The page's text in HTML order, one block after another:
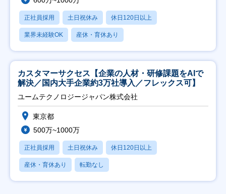
正社員採用 土日祝休み 休日120日以上
業界未経験OK 産休・育休あり
カスタマーサクセス【企業の人材・研修課題をAIで
解決／国内大手企業約3万社導入／フレックス可】
ユームテクノロジージャパン株式会社
東京都
500万~1000万
正社員採用 土日祝休み 休日120日以上
産休・育休あり 転勤なし